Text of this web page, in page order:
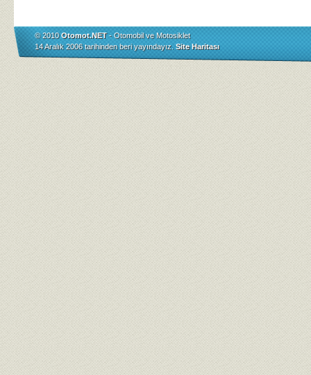
© 2010Otomot.NET- Otomobil ve Motosiklet
14 Aralık 2006 tarihinden beri yayındayız. Site Haritası